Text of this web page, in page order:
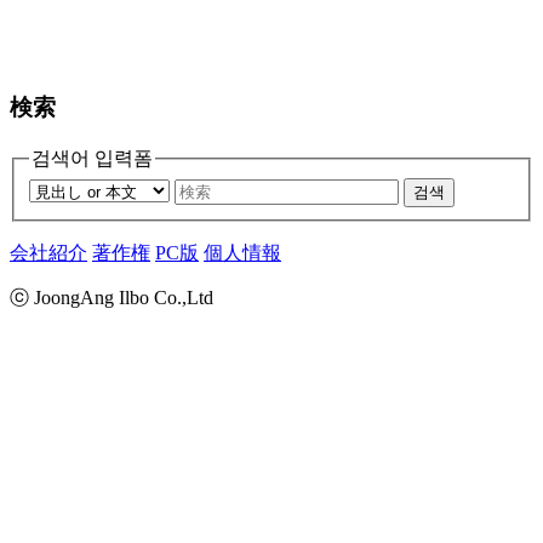
検索
검색어 입력폼
검색
会社紹介 著作権 PC版 個人情報
ⓒ JoongAng Ilbo Co.,Ltd